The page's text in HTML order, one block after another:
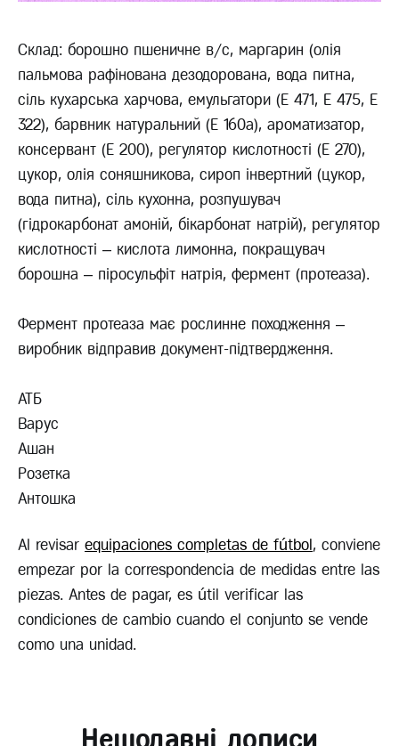
Склад: борошно пшеничне в/с, маргарин (олія
пальмова рафінована дезодорована, вода питна,
сіль кухарська харчова, емульгатори (Е 471, E 475, E
322), барвник натуральний (Е 160а), ароматизатор,
консервант (Е 200), регулятор кислотності (Е 270),
цукор, олія соняшникова, сироп інвертний (цукор,
вода питна), cіль кухонна, розпушувач
(гідрокарбонат амоній, бікарбонат натрій), регулятор
кислотності – кислота лимонна, покращувач
борошна – піросульфіт натрія, фермент (протеаза).
Фермент протеаза має рослинне походження –
виробник відправив документ-підтвердження.
АТБ
Варус
Ашан
Розетка
Антошка
Al revisar equipaciones completas de fútbol, conviene
empezar por la correspondencia de medidas entre las
piezas. Antes de pagar, es útil verificar las
condiciones de cambio cuando el conjunto se vende
como una unidad.
Нещодавні дописи